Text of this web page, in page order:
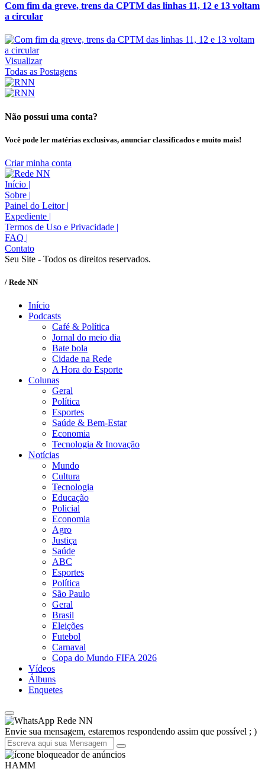
Com fim da greve, trens da CPTM das linhas 11, 12 e 13 voltam
a circular
Visualizar
Todas as Postagens
Não possui uma conta?
Você pode ler matérias exclusivas, anunciar classificados e muito mais!
Criar minha conta
Início |
Sobre |
Painel do Leitor |
Expediente |
Termos de Uso e Privacidade |
FAQ |
Contato
Seu Site - Todos os direitos reservados.
/ Rede NN
Início
Podcasts
Café & Política
Jornal do meio dia
Bate bola
Cidade na Rede
A Hora do Esporte
Colunas
Geral
Política
Esportes
Saúde & Bem-Estar
Economia
Tecnologia & Inovação
Notícias
Mundo
Cultura
Tecnologia
Educação
Policial
Economia
Agro
Justiça
Saúde
ABC
Esportes
Política
São Paulo
Geral
Brasil
Eleições
Futebol
Carnaval
Copa do Mundo FIFA 2026
Vídeos
Álbuns
Enquetes
Rede NN
Envie sua mensagem, estaremos respondendo assim que possível ; )
HAMM